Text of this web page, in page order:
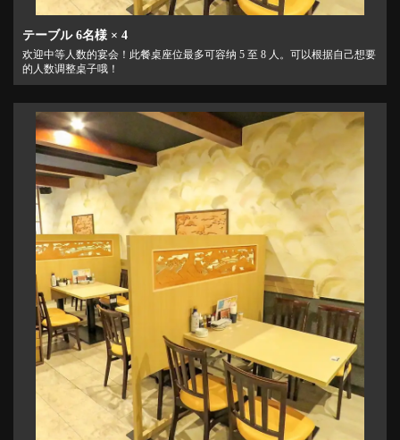
テーブル6名様 × 4
欢迎中等人数的宴会！此餐桌座位最多可容纳 5 至 8 人。可以根据自己想要
的人数调整桌子哦！